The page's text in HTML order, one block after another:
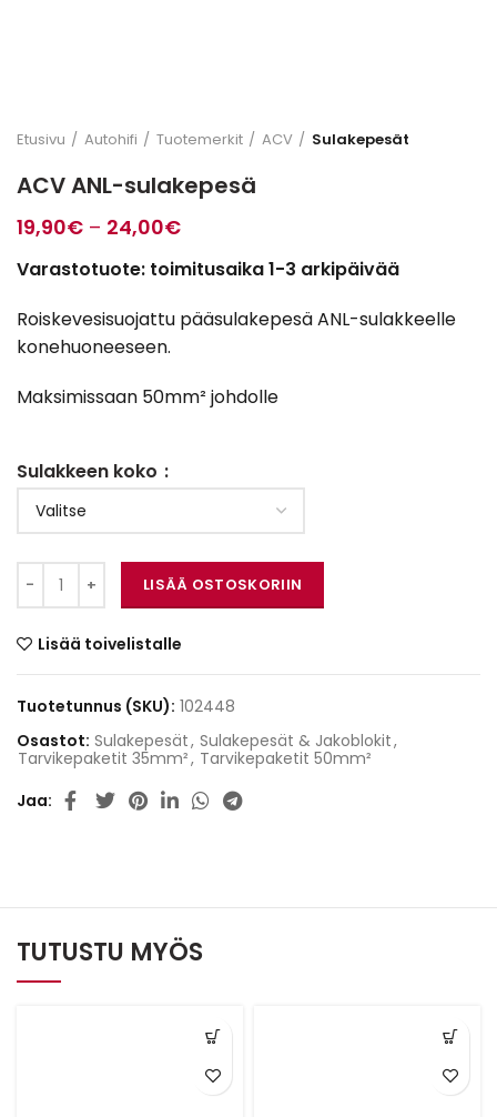
Etusivu Autohifi Tuotemerkit ACV Sulakepesät
ACV ANL-sulakepesä
19,90€ – 24,00€Hintaluokka:
-
Varastotuote: toimitusaika 1-3 arkipäivää
Roiskevesisuojattu pääsulakepesä ANL-sulakkeelle
konehuoneeseen.
Maksimissaan 50mm² johdolle
Sulakkeen koko
ACV ANL-sulakepesä määrä
LISÄÄ OSTOSKORIIN
Lisää toivelistalle
Tuotetunnus (SKU): 102448
Osastot: Sulakepesät, Sulakepesät & Jakoblokit,
Tarvikepaketit 35mm², Tarvikepaketit 50mm²
Jaa
TUTUSTU MYÖS